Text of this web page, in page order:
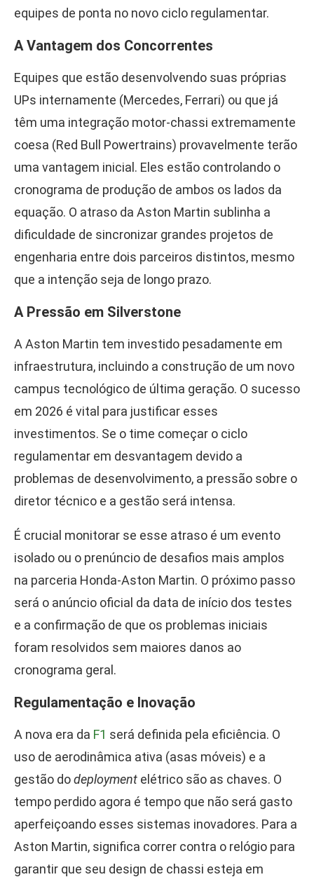
equipes de ponta no novo ciclo regulamentar.
A Vantagem dos Concorrentes
Equipes que estão desenvolvendo suas próprias
UPs internamente (Mercedes, Ferrari) ou que já
têm uma integração motor-chassi extremamente
coesa (Red Bull Powertrains) provavelmente terão
uma vantagem inicial. Eles estão controlando o
cronograma de produção de ambos os lados da
equação. O atraso da Aston Martin sublinha a
dificuldade de sincronizar grandes projetos de
engenharia entre dois parceiros distintos, mesmo
que a intenção seja de longo prazo.
A Pressão em Silverstone
A Aston Martin tem investido pesadamente em
infraestrutura, incluindo a construção de um novo
campus tecnológico de última geração. O sucesso
em 2026 é vital para justificar esses
investimentos. Se o time começar o ciclo
regulamentar em desvantagem devido a
problemas de desenvolvimento, a pressão sobre o
diretor técnico e a gestão será intensa.
É crucial monitorar se esse atraso é um evento
isolado ou o prenúncio de desafios mais amplos
na parceria Honda-Aston Martin. O próximo passo
será o anúncio oficial da data de início dos testes
e a confirmação de que os problemas iniciais
foram resolvidos sem maiores danos ao
cronograma geral.
Regulamentação e Inovação
A nova era da F1 será definida pela eficiência. O
uso de aerodinâmica ativa (asas móveis) e a
gestão dodeployment elétrico são as chaves. O
tempo perdido agora é tempo que não será gasto
aperfeiçoando esses sistemas inovadores. Para a
Aston Martin, significa correr contra o relógio para
garantir que seu design de chassi esteja em